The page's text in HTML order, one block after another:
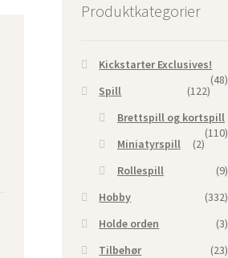
Produktkategorier
Kickstarter Exclusives!
(48)
Spill
(122)
Brettspill og kortspill
(110)
Miniatyrspill
(2)
Rollespill
(9)
Hobby
(332)
Holde orden
(3)
Tilbehør
(23)